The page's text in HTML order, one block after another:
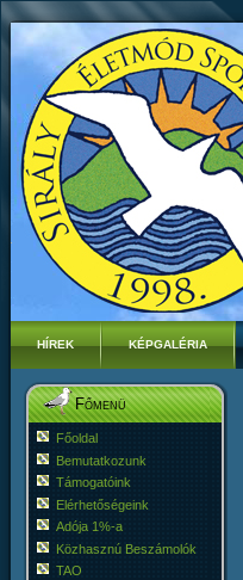
HÍREK KÉPGALÉRIA
Főmenü
Főoldal
Bemutatkozunk
Támogatóink
Elérhetőségeink
Adója 1%-a
Közhasznú Beszámolók
TAO